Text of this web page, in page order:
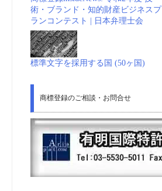
術・ブランド・知的財産ビジネスプ
ランコンテスト | 日本弁理士会
標準文字を採用する国 (50ヶ国)
商標登録のご相談・お問合せ